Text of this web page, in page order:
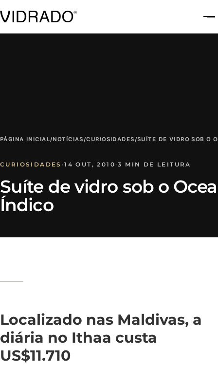
PÁGINA INICIAL/NOTÍCIAS/CURIOSIDADES/SUÍTE DE VIDRO SOB O
CURIOSIDADES ·14 OUT, 2010 ·3 MIN DE LEITURA
Suíte de vidro sob o
Índico
Localizado nas Maldivas, a
diária no Ithaa custa
US$11.710